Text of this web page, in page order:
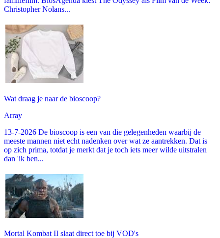
Christopher Nolans...
Wat draag je naar de bioscoop?
Array
13-7-2026 De bioscoop is een van die gelegenheden waarbij de
meeste mannen niet echt nadenken over wat ze aantrekken. Dat is
op zich prima, totdat je merkt dat je toch iets meer wilde uitstralen
dan 'ik ben...
Mortal Kombat II slaat direct toe bij VOD's